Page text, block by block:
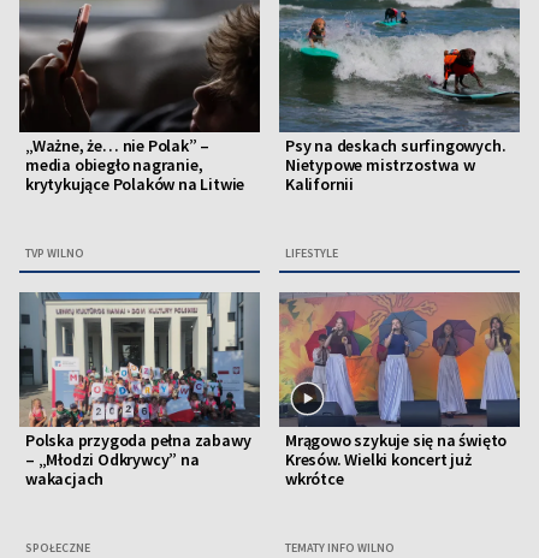
„Ważne, że… nie Polak” –
media obiegło nagranie,
krytykujące Polaków na Litwie
TVP WILNO
Psy na deskach surfingowych.
Nietypowe mistrzostwa w
Kalifornii
LIFESTYLE
Polska przygoda pełna zabawy
– „Młodzi Odkrywcy” na
wakacjach
SPOŁECZNE
Mrągowo szykuje się na święto
Kresów. Wielki koncert już
wkrótce
TEMATY INFO WILNO